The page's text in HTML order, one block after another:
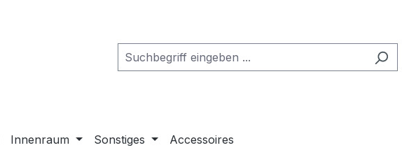
Innenraum Sonstiges Accessoires